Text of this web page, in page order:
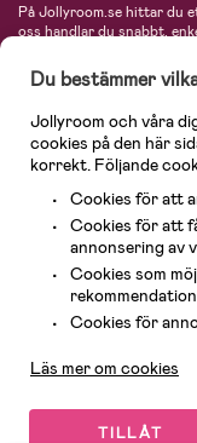
På Jollyroom.se hittar du
oss handlar du snabbt,
hos oss. I vårt sortiment
baby, produkter för
varumärken så som
KidKraft, Ergobaby,
Välkommen in och kika
© 2026
Du bestämmer
Jollyroom och våra
cookies på den här
korrekt. Följande
Cookies för att
Cookies för att
annonsering av
Cookies som
Cookies för
Läs mer om cookies
TILLÅT